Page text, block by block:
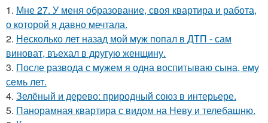
1. Мне 27. У меня образование, своя квартира и работа,
о которой я давно мечтала.
2. Несколько лет назад мой муж попал в ДТП - сам
виноват, въехал в другую женщину.
3. После развода с мужем я одна воспитываю сына, ему
семь лет.
4. Зелёный и дерево: природный союз в интерьере.
5. Панорамная квартира с видом на Неву и телебашню.